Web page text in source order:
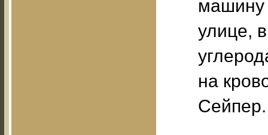
машину
улице,
на
Сейпер.